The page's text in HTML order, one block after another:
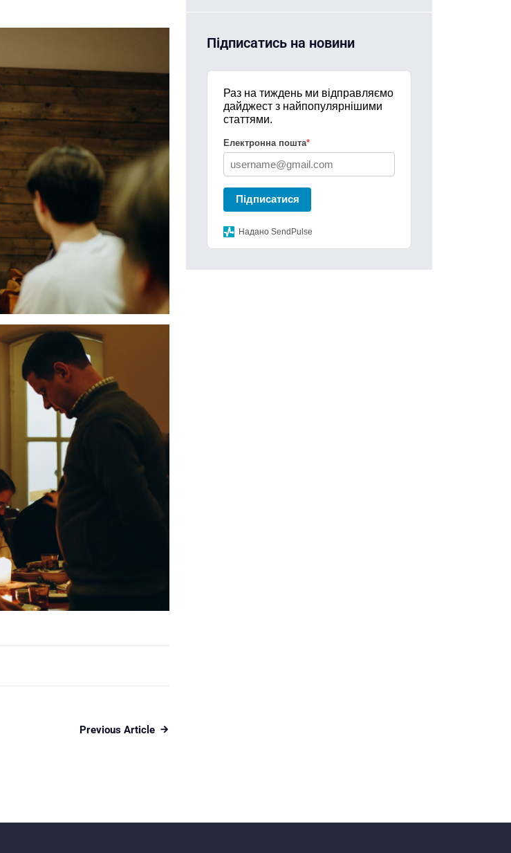
Previous Article
Підписатись на новини
Раз на тиждень ми відправляємо
дайджест з найпопулярнішими
статтями.
Електронна пошта*
Підписатися
Надано SendPulse